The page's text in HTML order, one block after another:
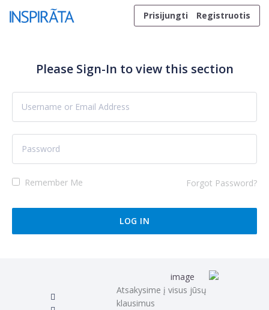
Skip to content
Prisijungti
Registruotis
Please Sign-In to view this section
Remember Me Forgot Password?
Atsakysime į visus jūsų
klausimus